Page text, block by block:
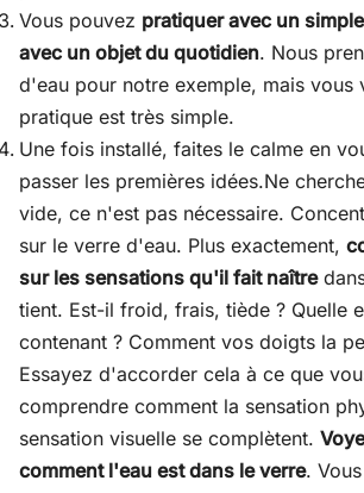
Vous pouvez pratiquer avec un
avec un objet du quotidien. Nous
d'eau pour notre exemple, mais vous
pratique est très simple.
Une fois installé, faites le calme en
passer les premières idées.Ne
vide, ce n'est pas nécessaire.
sur le verre d'eau. Plus exactement,
sur les sensations qu'il fait naître
tient. Est-il froid, frais, tiède ? Quelle
contenant ? Comment vos doigts la
Essayez d'accorder cela à ce que
comprendre comment la sensation
sensation visuelle se complètent.
comment l'eau est dans le verre.